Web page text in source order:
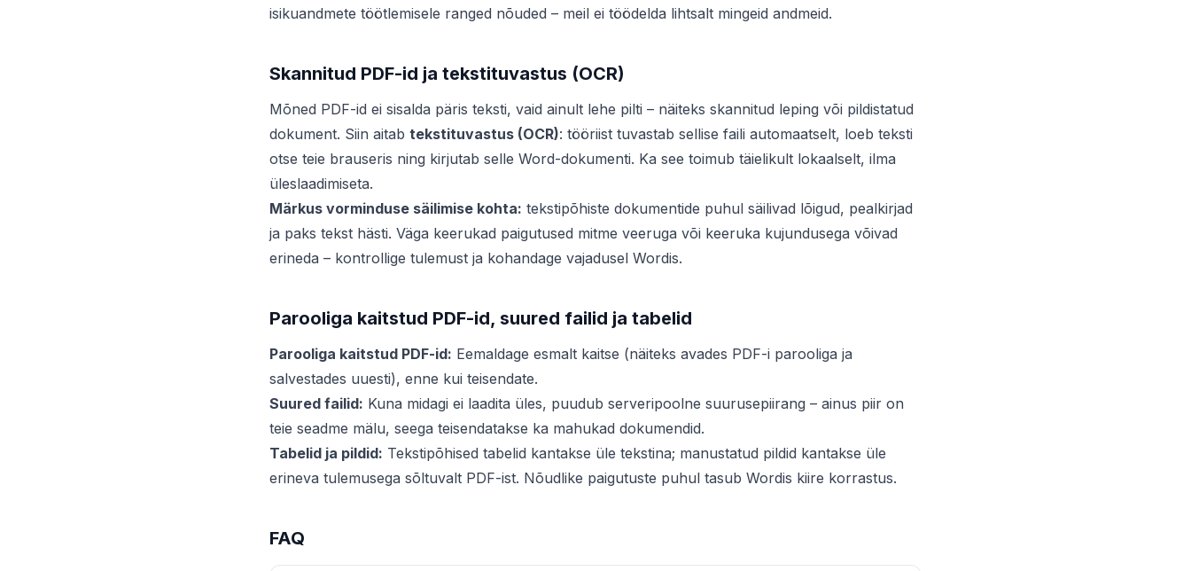
isikuandmete töötlemisele ranged nõuded – meil ei töödelda lihtsalt mingeid andmeid.
Skannitud PDF-id ja tekstituvastus (OCR)
Mõned PDF-id ei sisalda päris teksti, vaid ainult lehe pilti – näiteks skannitud leping või pildistatud
dokument. Siin aitab tekstituvastus (OCR): tööriist tuvastab sellise faili automaatselt, loeb teksti
otse teie brauseris ning kirjutab selle Word-dokumenti. Ka see toimub täielikult lokaalselt, ilma
üleslaadimiseta.
Märkus vorminduse säilimise kohta: tekstipõhiste dokumentide puhul säilivad lõigud, pealkirjad
ja paks tekst hästi. Väga keerukad paigutused mitme veeruga või keeruka kujundusega võivad
erineda – kontrollige tulemust ja kohandage vajadusel Wordis.
Parooliga kaitstud PDF-id, suured failid ja tabelid
Parooliga kaitstud PDF-id: Eemaldage esmalt kaitse (näiteks avades PDF-i parooliga ja
salvestades uuesti), enne kui teisendate.
Suured failid: Kuna midagi ei laadita üles, puudub serveripoolne suurusepiirang – ainus piir on
teie seadme mälu, seega teisendatakse ka mahukad dokumendid.
Tabelid ja pildid: Tekstipõhised tabelid kantakse üle tekstina; manustatud pildid kantakse üle
erineva tulemusega sõltuvalt PDF-ist. Nõudlike paigutuste puhul tasub Wordis kiire korrastus.
FAQ